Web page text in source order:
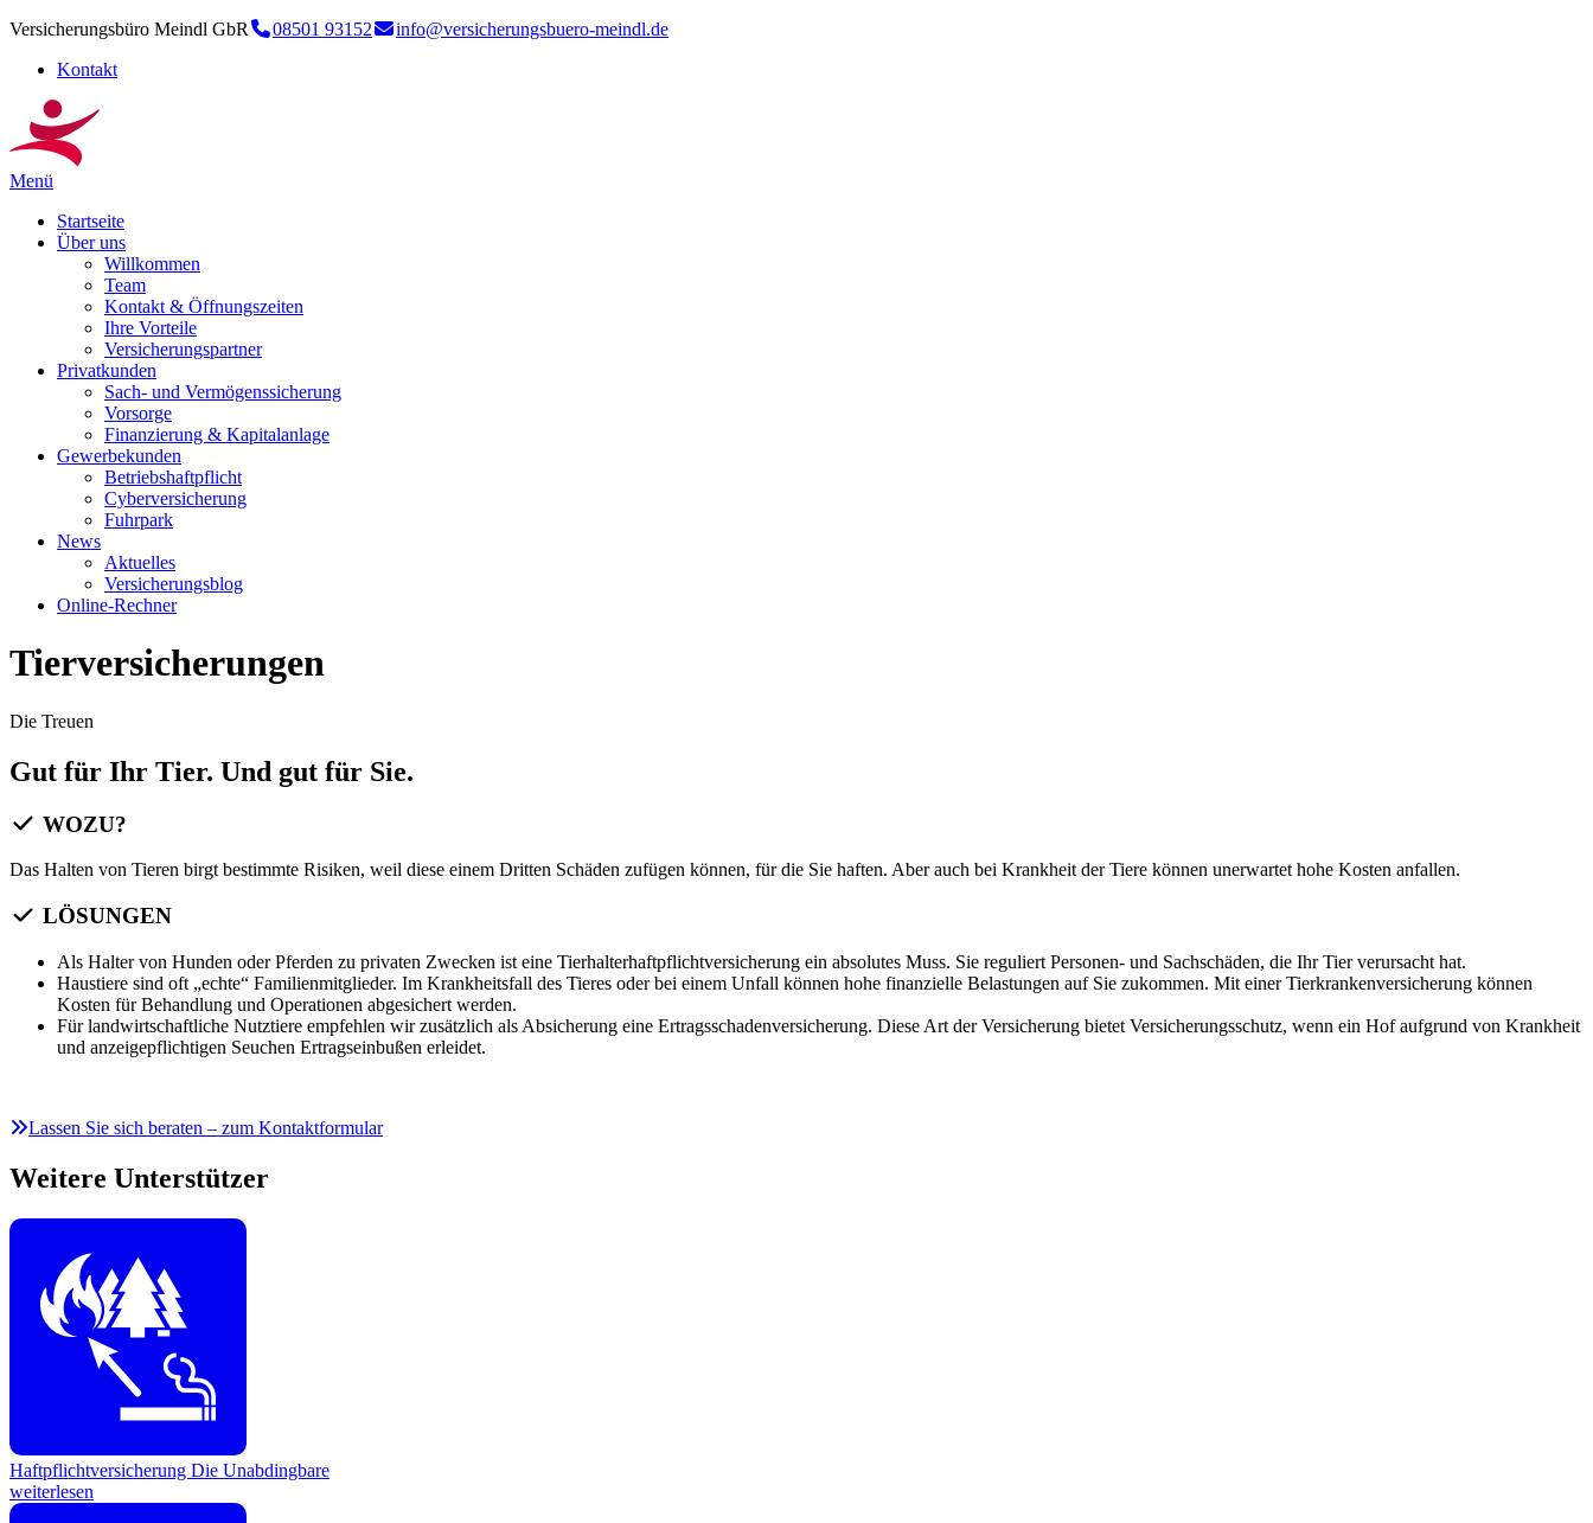
Versicherungsbüro Meindl GbR 08501 93152
info@versicherungsbuero-meindl.de
Kontakt
Menü
Startseite
Über uns
Willkommen
Team
Kontakt & Öffnungszeiten
Ihre Vorteile
Versicherungspartner
Privatkunden
Sach- und Vermögenssicherung
Vorsorge
Finanzierung & Kapitalanlage
Gewerbekunden
Betriebshaftpflicht
Cyberversicherung
Fuhrpark
News
Aktuelles
Versicherungsblog
Online-Rechner
Tierversicherungen
Die Treuen
Gut für Ihr Tier. Und gut für Sie.
WOZU?
Das Halten von Tieren birgt bestimmte Risiken, weil diese einem Dritten Schäden zufügen können, für die Sie haften. Aber auch bei Krankheit der Tiere können unerwartet hohe Kosten anfallen.
LÖSUNGEN
Als Halter von Hunden oder Pferden zu privaten Zwecken ist eine Tierhalterhaftpflichtversicherung ein absolutes Muss. Sie reguliert Personen- und Sachschäden, die Ihr Tier verursacht hat.
Haustiere sind oft „echte“ Familienmitglieder. Im Krankheitsfall des Tieres oder bei einem Unfall können hohe finanzielle Belastungen auf Sie zukommen. Mit einer Tierkrankenversicherung können
Kosten für Behandlung und Operationen abgesichert werden.
Für landwirtschaftliche Nutztiere empfehlen wir zusätzlich als Absicherung eine Ertragsschadenversicherung. Diese Art der Versicherung bietet Versicherungsschutz, wenn ein Hof aufgrund von Krankheit
und anzeigepflichtigen Seuchen Ertragseinbußen erleidet.
Lassen Sie sich beraten – zum Kontaktformular
Weitere Unterstützer
Haftpflichtversicherung Die Unabdingbare
weiterlesen